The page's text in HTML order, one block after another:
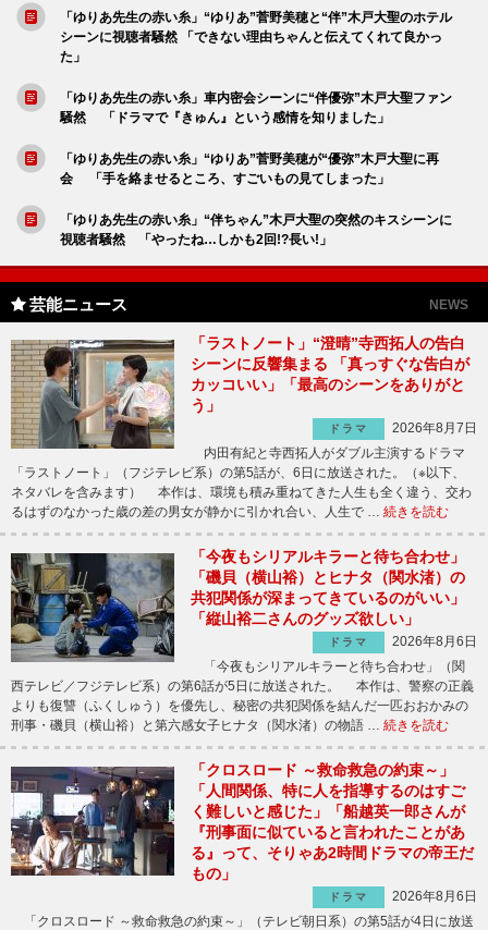
「ゆりあ先生の赤い糸」“ゆりあ”菅野美穂と“伴”木戸大聖のホテル
シーンに視聴者騒然 「できない理由ちゃんと伝えてくれて良かっ
た」
「ゆりあ先生の赤い糸」車内密会シーンに“伴優弥”木戸大聖ファン
騒然 「ドラマで『きゅん』という感情を知りました」
「ゆりあ先生の赤い糸」“ゆりあ”菅野美穂が“優弥”木戸大聖に再
会 「手を絡ませるところ、すごいもの見てしまった」
「ゆりあ先生の赤い糸」“伴ちゃん”木戸大聖の突然のキスシーンに
視聴者騒然 「やったね…しかも2回!?長い!」
芸能ニュース NEWS
「ラストノート」“澄晴”寺西拓人の告白
シーンに反響集まる 「真っすぐな告白が
カッコいい」「最高のシーンをありがと
う」
ドラマ
2026年8月7日
内田有紀と寺西拓人がダブル主演するドラマ
「ラストノート」（フジテレビ系）の第5話が、6日に放送された。（※以下、
ネタバレを含みます） 本作は、環境も積み重ねてきた人生も全く違う、交わ
るはずのなかった歳の差の男女が静かに引かれ合い、人生で … 続きを読む
「今夜もシリアルキラーと待ち合わせ」
「磯貝（横山裕）とヒナタ（関水渚）の
共犯関係が深まってきているのがいい」
「縦山裕二さんのグッズ欲しい」
ドラマ
2026年8月6日
「今夜もシリアルキラーと待ち合わせ」（関
西テレビ／フジテレビ系）の第6話が5日に放送された。 本作は、警察の正義
よりも復讐（ふくしゅう）を優先し、秘密の共犯関係を結んだ一匹おおかみの
刑事・磯貝（横山裕）と第六感女子ヒナタ（関水渚）の物語 … 続きを読む
「クロスロード ～救命救急の約束～」
「人間関係、特に人を指導するのはすご
く難しいと感じた」「船越英一郎さんが
『刑事面に似ていると言われたことがあ
る』って、そりゃあ2時間ドラマの帝王だ
もの」
ドラマ
2026年8月6日
「クロスロード ～救命救急の約束～」（テレビ朝日系）の第5話が4日に放送